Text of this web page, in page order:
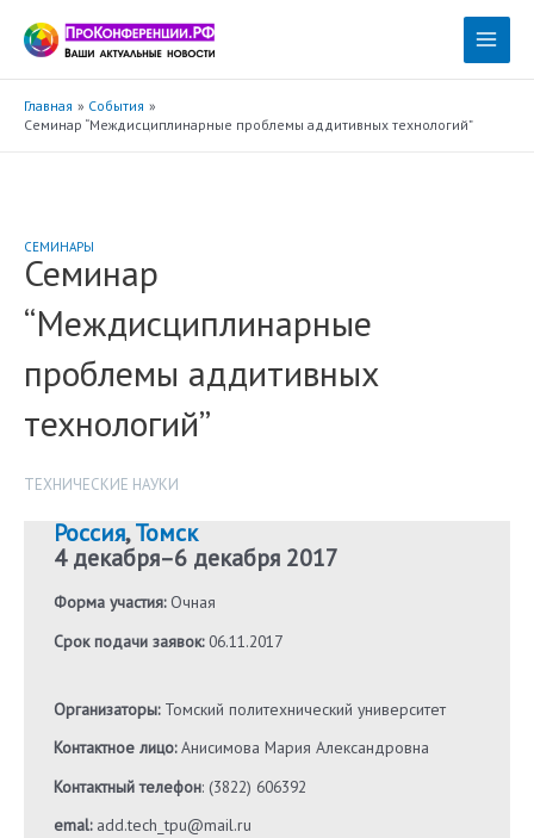
содержимому
Main
Главная
События
Семинар “Междисциплинарные проблемы аддитивных технологий”
СЕМИНАРЫ
Семинар
“Междисциплинарные
проблемы аддитивных
технологий”
ТЕХНИЧЕСКИЕ НАУКИ
Россия,Томск
4 декабря–6 декабря 2017
Форма участия:Очная
Срок подачи заявок:06.11.2017
Организаторы:Томский политехнический университет
Контактное лицо:Анисимова Мария Александровна
Контактный телефон: (3822) 606392
emal: add.tech_tpu@mail.ru